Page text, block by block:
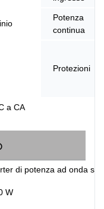
Potenza
continua
Protezioni
a CA
di potenza ad onda
W